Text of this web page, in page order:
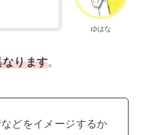
ゆはな
ります。
などをイメージするか